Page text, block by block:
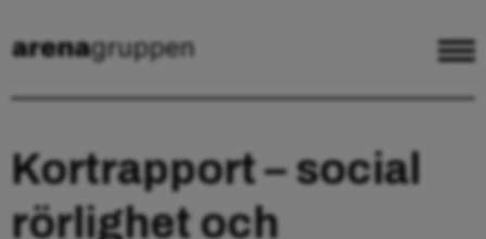
Kortrapport – social
rörlighet och